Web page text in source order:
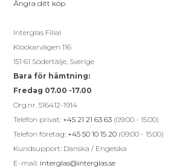
Ångra ditt köp
Interglas Filial
Klockarvägen 116
151 61 Södertälje, Sverige
Bara för hämtning:
Fredag 07.00 -17.00
Org.nr. 516412-1914
Telefon privat: +45 21 21 63 63 (09:00 - 15:00)
Telefon företag: +45 50 10 15 20 (09:00 - 15:00)
Kundsupport: Danska / Engelska
E-mail: interglas@interglas.se